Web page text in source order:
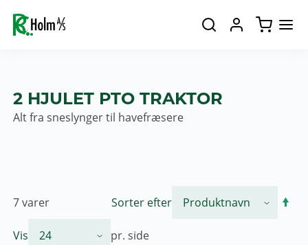
2 HJULET PTO TRAKTOR
Alt fra sneslynger til havefræsere
7varer Sorter efter
Vis pr. side